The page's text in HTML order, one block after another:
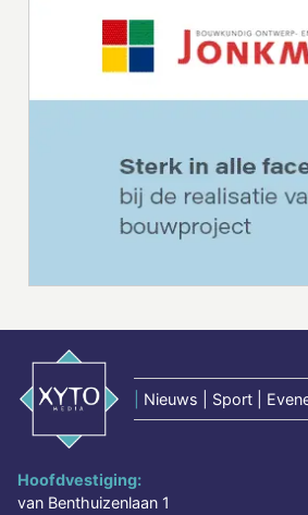
Nieuws | Sport |
Hoofdvestiging:
van Benthuizenlaan 1